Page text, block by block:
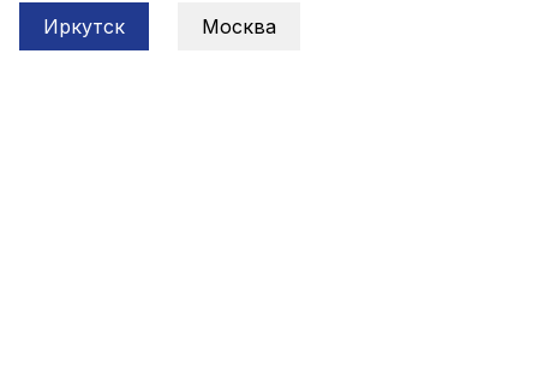
Иркутск Москва